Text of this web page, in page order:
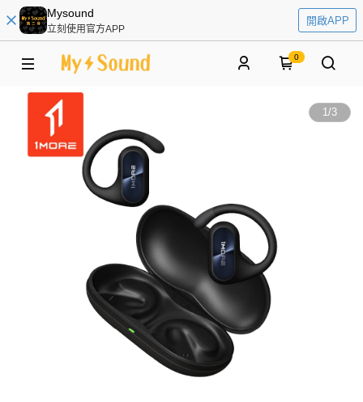
Mysound
立刻使用官方APP
開啟APP
0
1/3